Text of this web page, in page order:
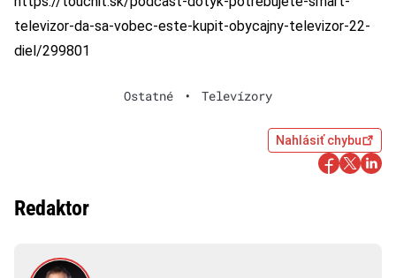
televizor-da-sa-vobec-este-kupit-obycajny-televizor-22-
diel/299801
Ostatné • Televízory
Nahlásiť chybu
Redaktor